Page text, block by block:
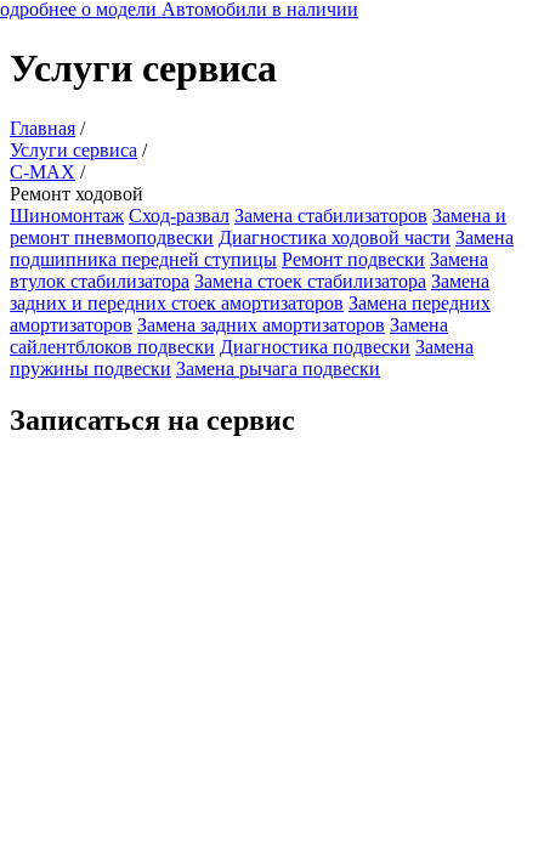
о модели Автомобили в наличии
Услуги сервиса
Главная /
Услуги сервиса /
C-MAX /
Ремонт ходовой
Шиномонтаж Сход-развал Замена стабилизаторов Замена и
ремонт пневмоподвески Диагностика ходовой части Замена
подшипника передней ступицы Ремонт подвески Замена
втулок стабилизатора Замена стоек стабилизатора Замена
задних и передних стоек амортизаторов Замена передних
амортизаторов Замена задних амортизаторов Замена
сайлентблоков подвески Диагностика подвески Замена
пружины подвески Замена рычага подвески
Записаться на сервис